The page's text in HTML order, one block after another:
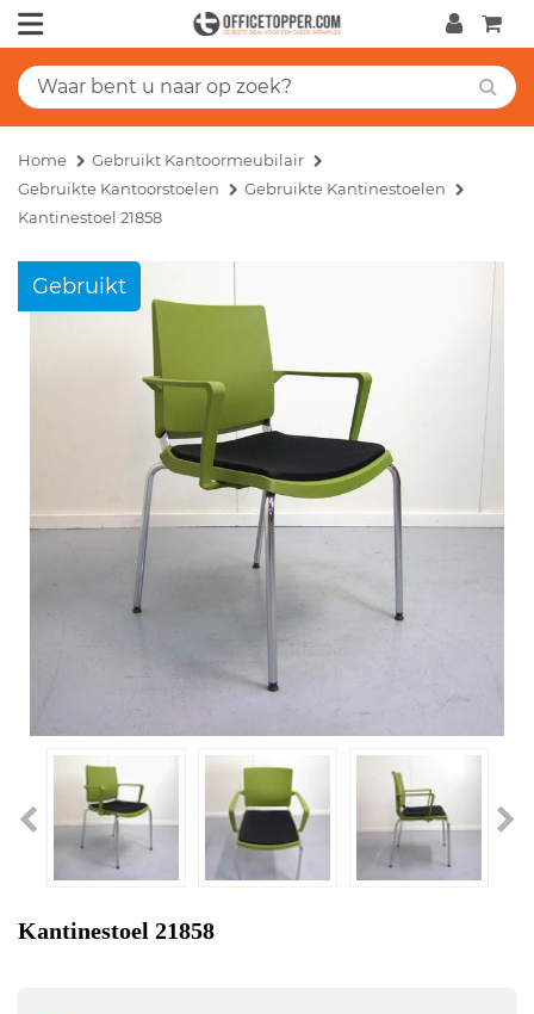
Home
Gebruikt Kantoormeubilair
Gebruikte Kantoorstoelen
Gebruikte Kantinestoelen
Kantinestoel 21858
Gebruikt
Kantinestoel 21858